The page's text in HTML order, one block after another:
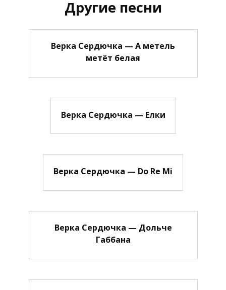
Другие песни
Верка Сердючка — А метель
метёт белая
Верка Сердючка — Елки
Верка Сердючка — Do Re Mi
Верка Сердючка — Дольче
Габбана